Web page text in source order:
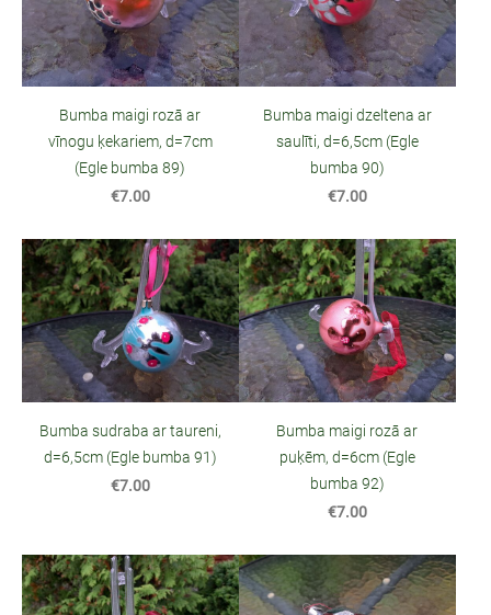
Bumba maigi rozā ar
vīnogu ķekariem, d=7cm
(Egle bumba 89)
€7.00
Bumba maigi dzeltena ar
saulīti, d=6,5cm (Egle
bumba 90)
€7.00
Bumba sudraba ar taureni,
d=6,5cm (Egle bumba 91)
€7.00
Bumba maigi rozā ar
puķēm, d=6cm (Egle
bumba 92)
€7.00